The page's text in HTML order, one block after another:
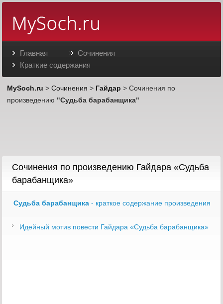
Главная
Сочинения
Краткие содержания
MySoch.ru >Сочинения > Гайдар > Сочинения по
произведению "Судьба барабанщика"
Сочинения по произведению Гайдара «Судьба
барабанщика»
Судьба барабанщика - краткое содержание произведения
Идейный мотив повести Гайдара «Судьба барабанщика»